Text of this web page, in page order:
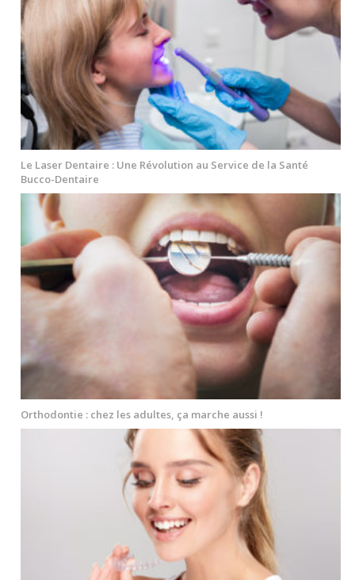
Le Laser Dentaire : Une Révolution au Service de la Santé
Bucco-Dentaire
Orthodontie : chez les adultes, ça marche aussi !